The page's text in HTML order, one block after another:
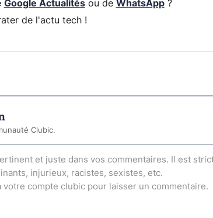
Google Actualitésou de WhatsApp?
de l'actu tech !
Clubic.